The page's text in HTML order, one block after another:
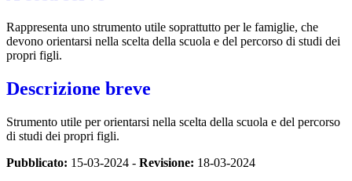
Rappresenta uno strumento utile soprattutto per le famiglie, che
devono orientarsi nella scelta della scuola e del percorso di studi dei
propri figli.
Descrizione breve
Strumento utile per orientarsi nella scelta della scuola e del percorso
di studi dei propri figli.
Pubblicato: 15-03-2024 - Revisione: 18-03-2024